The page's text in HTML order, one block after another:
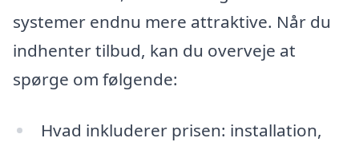
systemer endnu mere attraktive. Når du
indhenter tilbud, kan du overveje at
spørge om følgende:
Hvad inkluderer prisen: installation,